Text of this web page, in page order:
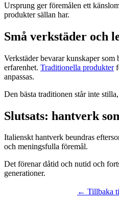
Ursprung ger föremålen ett
produkter sällan har.
Små verkstäder och
Verkstäder bevarar kunskaper som
erfarenhet. Traditionella produkter
anpassas.
Den bästa traditionen står inte
Slutsats: hantverk
Italienskt hantverk beundras
och meningsfulla föremål.
Det förenar dåtid och nutid och
generationer.
← Tillbaka